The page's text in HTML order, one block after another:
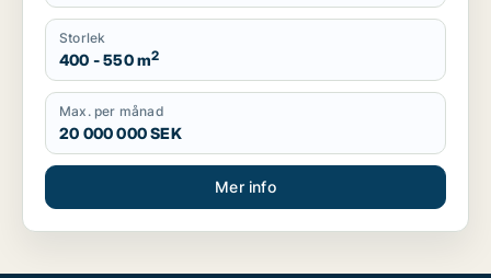
Storlek
400 - 550 m2
Max. per månad
20 000 000 SEK
Mer info